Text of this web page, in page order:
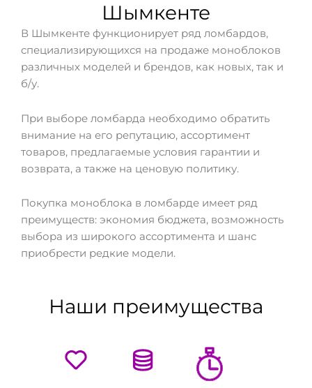
Шымкенте
В Шымкенте функционирует ряд ломбардов,
специализирующихся на продаже моноблоков
различных моделей и брендов, как новых, так и
б/у.
При выборе ломбарда необходимо обратить
внимание на его репутацию, ассортимент
товаров, предлагаемые условия гарантии и
возврата, а также на ценовую политику.
Покупка моноблока в ломбарде имеет ряд
преимуществ: экономия бюджета, возможность
выбора из широкого ассортимента и шанс
приобрести редкие модели.
Наши преимущества